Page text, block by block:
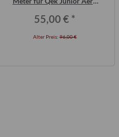
55,00 € *
Alter Preis:96,00 €